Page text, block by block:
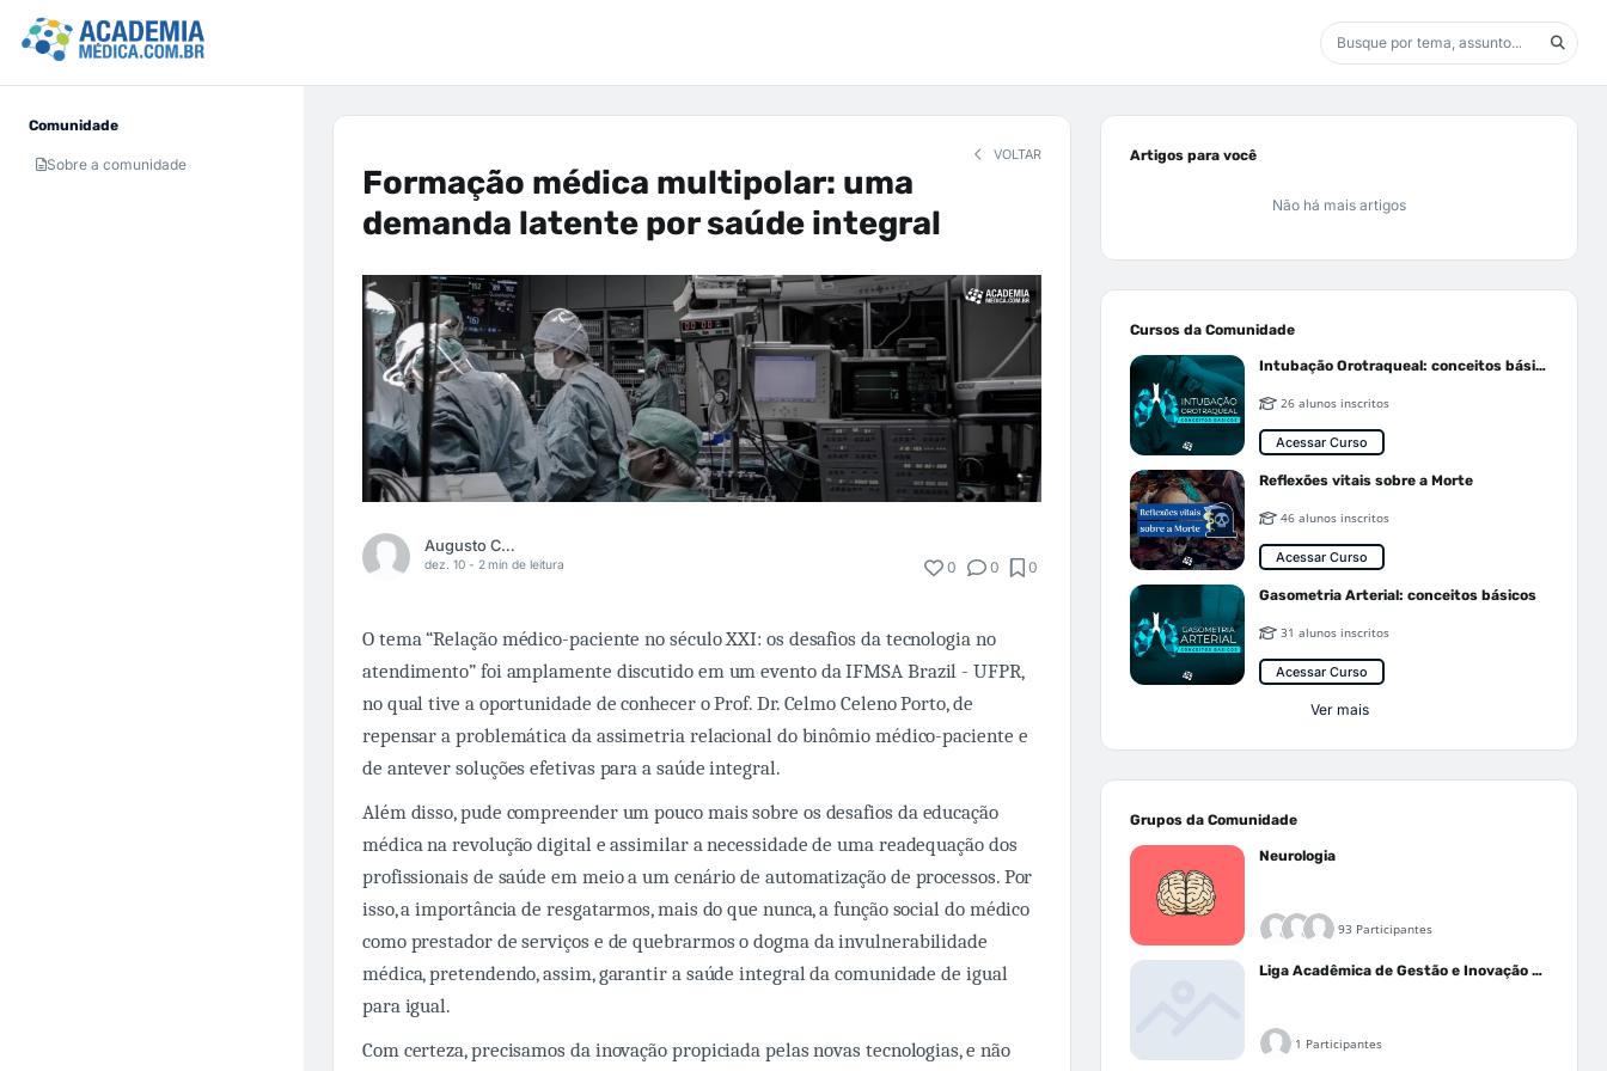
Comunidade
Sobre a comunidade
VOLTAR
Formação médica multipolar: uma
demanda latente por saúde integral
Augusto César
dez. 10 - 2 min de leitura 0 0 0
O tema “Relação médico-paciente no século XXI: os desafios da tecnologia no
atendimento” foi amplamente discutido em um evento da IFMSA Brazil - UFPR,
no qual tive a oportunidade de conhecer o Prof. Dr. Celmo Celeno Porto, de
repensar a problemática da assimetria relacional do binômio médico-paciente e
de antever soluções efetivas para a saúde integral.
Além disso, pude compreender um pouco mais sobre os desafios da educação
médica na revolução digital e assimilar a necessidade de uma readequação dos
profissionais de saúde em meio a um cenário de automatização de processos. Por
isso, a importância de resgatarmos, mais do que nunca, a função social do médico
como prestador de serviços e de quebrarmos o dogma da invulnerabilidade
médica, pretendendo, assim, garantir a saúde integral da comunidade de igual
para igual.
Com certeza, precisamos da inovação propiciada pelas novas tecnologias, e não
Artigos para você
Não há mais artigos
Cursos da Comunidade
Intubação Orotraqueal: conceitos básicos
26 alunos inscritos
Acessar Curso
Reflexões vitais sobre a Morte
46 alunos inscritos
Acessar Curso
Gasometria Arterial: conceitos básicos
31 alunos inscritos
Acessar Curso
Ver mais
Grupos da Comunidade
Neurologia
93 Participantes
Liga Acadêmica de Gestão e Inovação Médica - LAGIM
1 Participantes